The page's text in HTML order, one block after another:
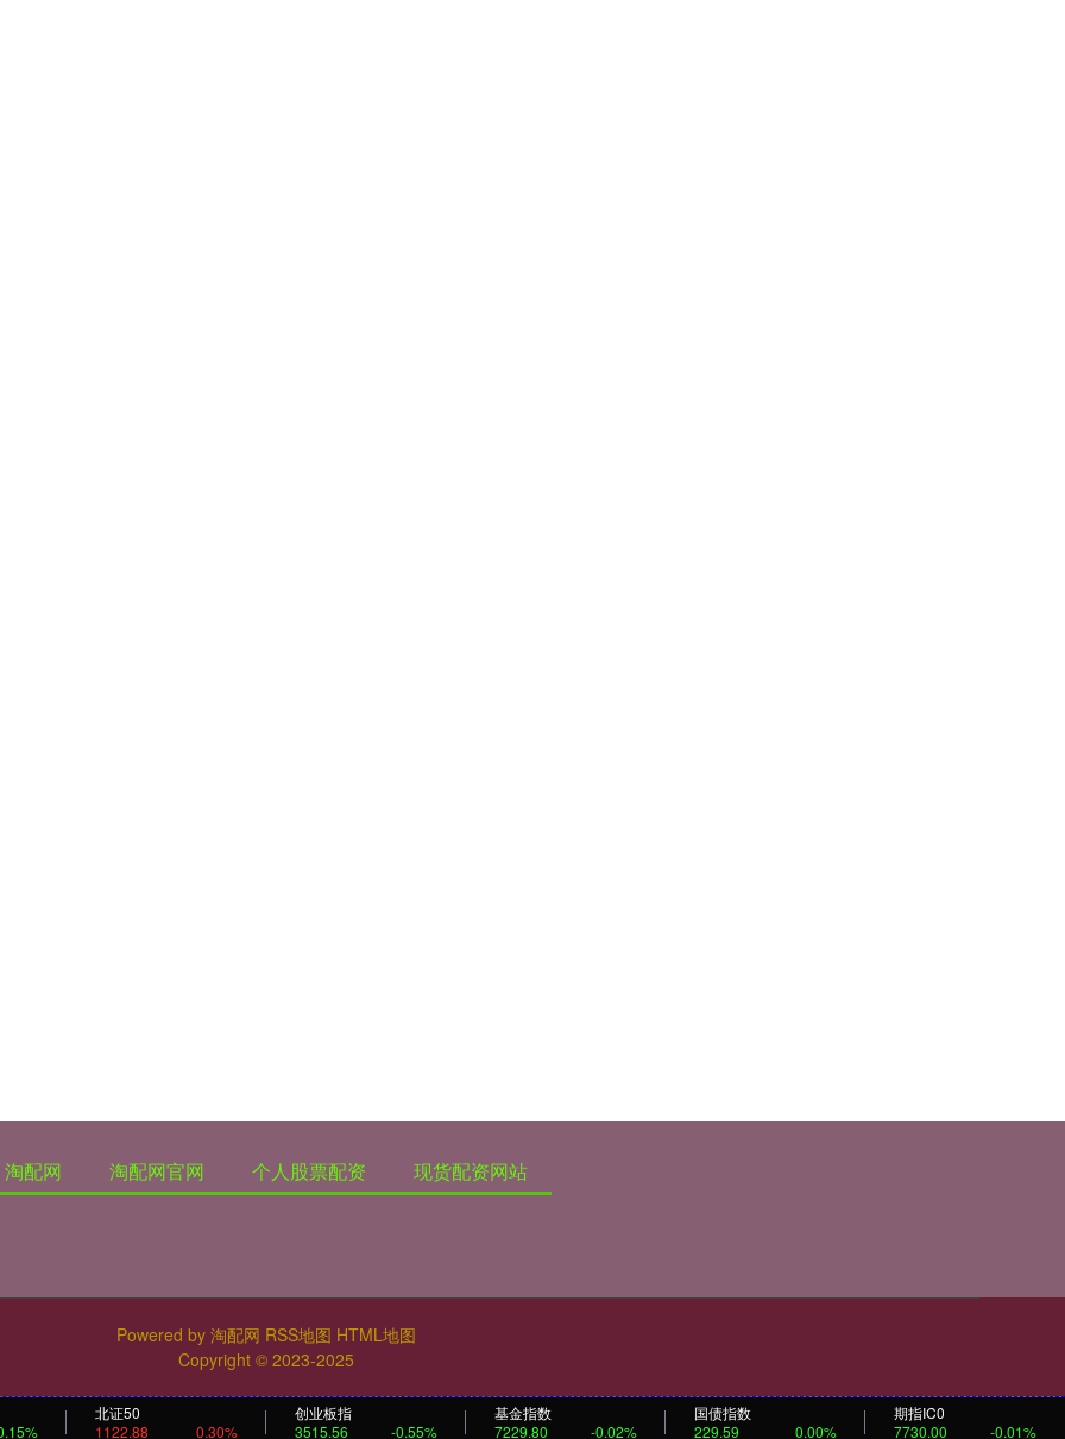
北证50
1122.88
0.30%
创业板指
3515.56
-0.55%
基金指数
7229.80
-0.02%
国债指数
229.59
0.00%
期指IC0
7730.00
-0.01%
淘配网 淘配网官网 个人股票配资 现货配资网站
Powered by 淘配网 RSS地图 HTML地图
Copyright © 2023-2025